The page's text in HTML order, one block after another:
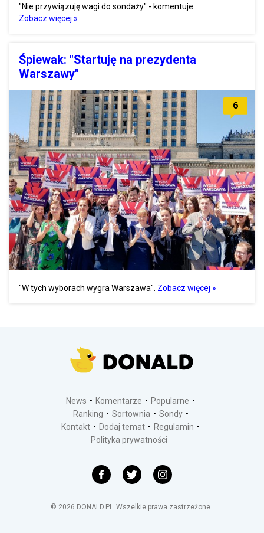
"Nie przywiązuję wagi do sondaży" - komentuje.
Zobacz więcej »
Śpiewak: "Startuję na prezydenta
Warszawy"
6
"W tych wyborach wygra Warszawa". Zobacz więcej »
News Komentarze
Popularne
Ranking
Sortownia
Sondy
Kontakt
Dodaj temat
Regulamin
Polityka prywatności
© 2026 DONALD.PL Wszelkie prawa zastrzeżone